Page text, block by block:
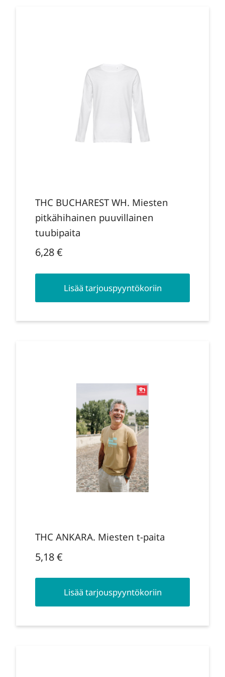
THC BUCHAREST WH. Miesten
pitkähihainen puuvillainen
tuubipaita
6,28€
Lisää tarjouspyyntökoriin
THC ANKARA. Miesten t-paita
5,18€
Lisää tarjouspyyntökoriin